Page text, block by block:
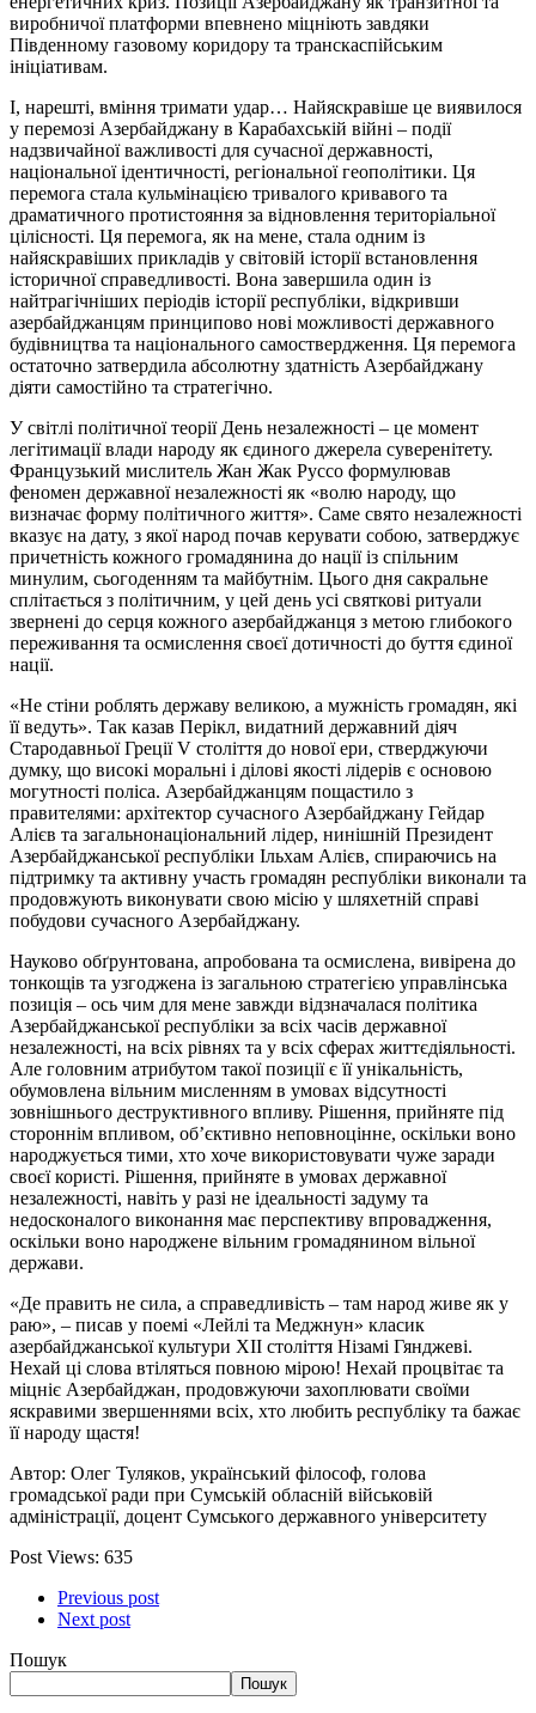
виробничої платформи впевнено міцніють завдяки
Південному газовому коридору та транскаспійським
ініціативам.
І, нарешті, вміння тримати удар… Найяскравіше це виявилося
у перемозі Азербайджану в Карабахській війні – події
надзвичайної важливості для сучасної державності,
національної ідентичності, регіональної геополітики. Ця
перемога стала кульмінацією тривалого кривавого та
драматичного протистояння за відновлення територіальної
цілісності. Ця перемога, як на мене, стала одним із
найяскравіших прикладів у світовій історії встановлення
історичної справедливості. Вона завершила один із
найтрагічніших періодів історії республіки, відкривши
азербайджанцям принципово нові можливості державного
будівництва та національного самоствердження. Ця перемога
остаточно затвердила абсолютну здатність Азербайджану
діяти самостійно та стратегічно.
У світлі політичної теорії День незалежності – це момент
легітимації влади народу як єдиного джерела суверенітету.
Французький мислитель Жан Жак Руссо формулював
феномен державної незалежності як «волю народу, що
визначає форму політичного життя». Саме свято незалежності
вказує на дату, з якої народ почав керувати собою, затверджує
причетність кожного громадянина до нації із спільним
минулим, сьогоденням та майбутнім. Цього дня сакральне
сплітається з політичним, у цей день усі святкові ритуали
звернені до серця кожного азербайджанця з метою глибокого
переживання та осмислення своєї дотичності до буття єдиної
нації.
«Не стіни роблять державу великою, а мужність громадян, які
її ведуть». Так казав Перікл, видатний державний діяч
Стародавньої Греції V століття до нової ери, стверджуючи
думку, що високі моральні і ділові якості лідерів є основою
могутності поліса. Азербайджанцям пощастило з
правителями: архітектор сучасного Азербайджану Гейдар
Алієв та загальнонаціональний лідер, нинішній Президент
Азербайджанської республіки Ільхам Алієв, спираючись на
підтримку та активну участь громадян республіки виконали та
продовжують виконувати свою місію у шляхетній справі
побудови сучасного Азербайджану.
Науково обґрунтована, апробована та осмислена, вивірена до
тонкощів та узгоджена із загальною стратегією управлінська
позиція – ось чим для мене завжди відзначалася політика
Азербайджанської республіки за всіх часів державної
незалежності, на всіх рівнях та у всіх сферах життєдіяльності.
Але головним атрибутом такої позиції є її унікальність,
обумовлена ​​вільним мисленням в умовах відсутності
зовнішнього деструктивного впливу. Рішення, прийняте під
стороннім впливом, об’єктивно неповноцінне, оскільки воно
народжується тими, хто хоче використовувати чуже заради
своєї користі. Рішення, прийняте в умовах державної
незалежності, навіть у разі не ідеальності задуму та
недосконалого виконання має перспективу впровадження,
оскільки воно народжене вільним громадянином вільної
держави.
«Де править не сила, а справедливість – там народ живе як у
раю», – писав у поемі «Лейлі та Меджнун» класик
азербайджанської культури XII століття Нізамі Гянджеві.
Нехай ці слова втіляться повною мірою! Нехай процвітає та
міцніє Азербайджан, продовжуючи захоплювати своїми
яскравими звершеннями всіх, хто любить республіку та бажає
її народу щастя!
Автор: Олег Туляков, український філософ, голова
громадської ради при Сумській обласній військовій
адміністрації, доцент Сумського державного університету
Post Views: 635
Previous post
Next post
Пошук
Пошук